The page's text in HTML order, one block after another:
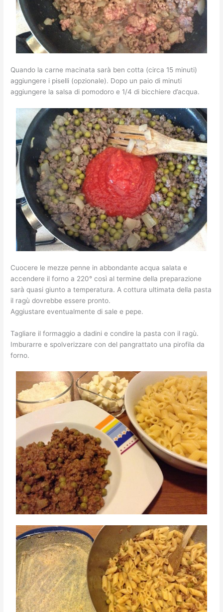
Quando la carne macinata sarà ben cotta (circa 15 minuti)
aggiungere i piselli (opzionale). Dopo un paio di minuti
aggiungere la salsa di pomodoro e 1/4 di bicchiere d’acqua.
Cuocere le mezze penne in abbondante acqua salata e
accendere il forno a 220° così al termine della preparazione
sarà quasi giunto a temperatura. A cottura ultimata della pasta
il ragù dovrebbe essere pronto.
Aggiustare eventualmente di sale e pepe.
Tagliare il formaggio a dadini e condire la pasta con il ragù.
Imburarre e spolverizzare con del pangrattato una pirofila da
forno.